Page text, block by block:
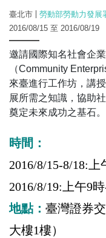
臺北市
勞動部勞動力發展
2016/08/15 至 2016/08/19
邀請國際知名社會企
（Community
來臺進行工作坊，講
展所需之知識，協助
奠定未來成功之基石。
時間：
2016/8/15-8/18:
2016/8/19:上午9
地點： 臺灣證券
大樓1樓）